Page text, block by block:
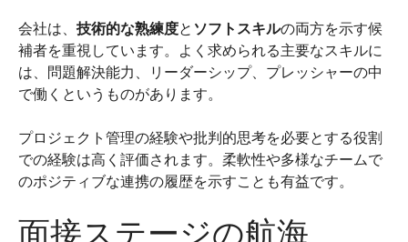
会社は、 技術的な熟練度と ソフトスキルの両方を示す候
補者を重視しています。よく求められる主要なスキルに
は、問題解決能力、リーダーシップ、プレッシャーの中
で働くというものがあります。
プロジェクト管理の経験や批判的思考を必要とする役割
での経験は高く評価されます。柔軟性や多様なチームで
のポジティブな連携の履歴を示すことも有益です。
面接ステージの航海